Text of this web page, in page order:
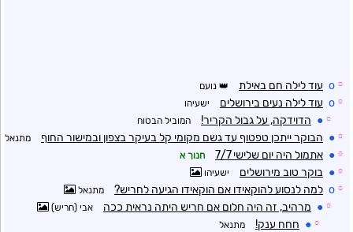
☼
o עוד לילה חם באילת נועם
☼
o עוד לילה נעים בירושלים ישעיהו
☼
● הדוידקה, על גבול הקריר! המוביל הבטוח
☼
● הבוקר ייתכן טפטוף עד גשם מקומי קל בעיקר בצפון ובמישור החוף מתנאל
☼
● אתמול היה יום שלישי 7/7 חנוך א
☼
● בוקר טוב מירושלים ישעיהו
☼
o למה לנסוע להוקאידו אם הוקאידו הגיעה לחריש? מתנאל
☼
● מרהיב, זה היה חלום אם חריש היתה נראית ככה אבי (חריש)
☼
● חחח ענק! מתנאל